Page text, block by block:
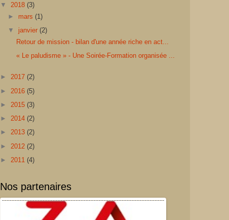
▼ 2018 (3)
► mars(1)
▼ janvier(2)
Retour de mission - bilan d'une année riche en act...
« Le paludisme » - Une Soirée-Formation organisée ...
► 2017 (2)
► 2016 (5)
► 2015 (3)
► 2014 (2)
► 2013 (2)
► 2012 (2)
► 2011 (4)
Nos partenaires